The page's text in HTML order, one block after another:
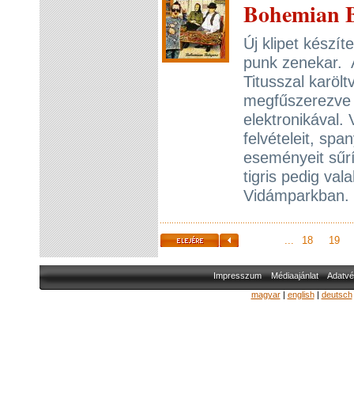
Bohemian
Új klipet
punk zenekar.
Titusszal
elektronikával.
felvételeit,
eseményeit
tigris pedig
Vidámparkban.
... 18 19
Impresszum Médiaajánlat
magyar| english| deutsch